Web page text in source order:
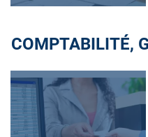
COMPTABILITÉ,